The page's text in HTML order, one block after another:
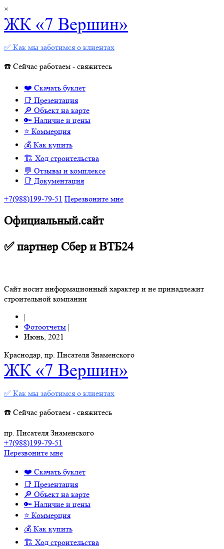
×
ЖК «7 Вершин»
✅ Как мы заботимся о клиентах
☎️ Сейчас работаем - свяжитесь
❤️ Скачать буклет
📑 Презентация
🔎 Объект на карте
🔑 Наличие и цены
⭐️ Коммерция
💰 Как купить
🏗 Ход строительства
💬 Отзывы и комплексе
📑 Документация
+7(988)199-79-51 Перезвоните мне
Официальный.сайт
✅ партнер Сбер и ВТБ24
Сайт носит информационный характер и не принадлежит
строительной компании
|
Фотоотчеты |
Июнь, 2021
Краснодар, пр. Писателя Знаменского
ЖК «7 Вершин»
✅ Как мы заботимся о клиентах
☎️ Сейчас работаем - свяжитесь
пр. Писателя Знаменского
+7(988)199-79-51
Перезвоните мне
❤️ Скачать буклет
📑 Презентация
🔎 Объект на карте
🔑 Наличие и цены
⭐️ Коммерция
💰 Как купить
🏗 Ход строительства